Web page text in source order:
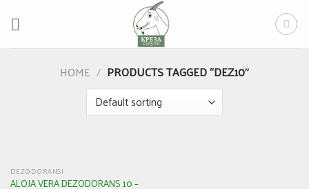
HOME / PRODUCTS TAGGED “DEZ10”
DEZODORANSI
ALOJA VERA DEZODORANS 10 –